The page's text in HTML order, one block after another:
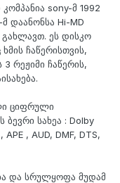
sony-მ 1992
დაანონსა Hi-MD
ეს დისკო
ჩაწერისთვის,
რეჟიმი ჩაწერის,
ციფრული
სახეა : Dolby
, AUD, DMF, DTS,
და სრულყოფა მუდამ